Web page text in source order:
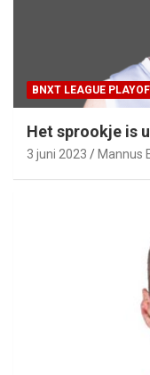
BNXT LEAGUE
Het sprookje is
3 juni 2023 Mannus